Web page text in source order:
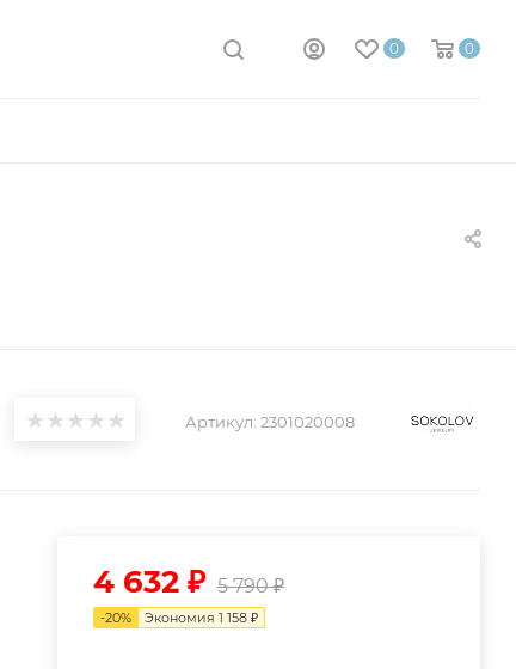
0 0
Артикул: 2301020008
4 632₽ 5 790₽
-20% Экономия 1 158₽